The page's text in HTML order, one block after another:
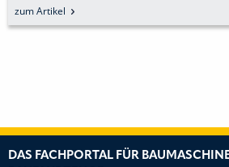
ERWORBEN
zum Artikel
DAS FACHPORTAL FÜR